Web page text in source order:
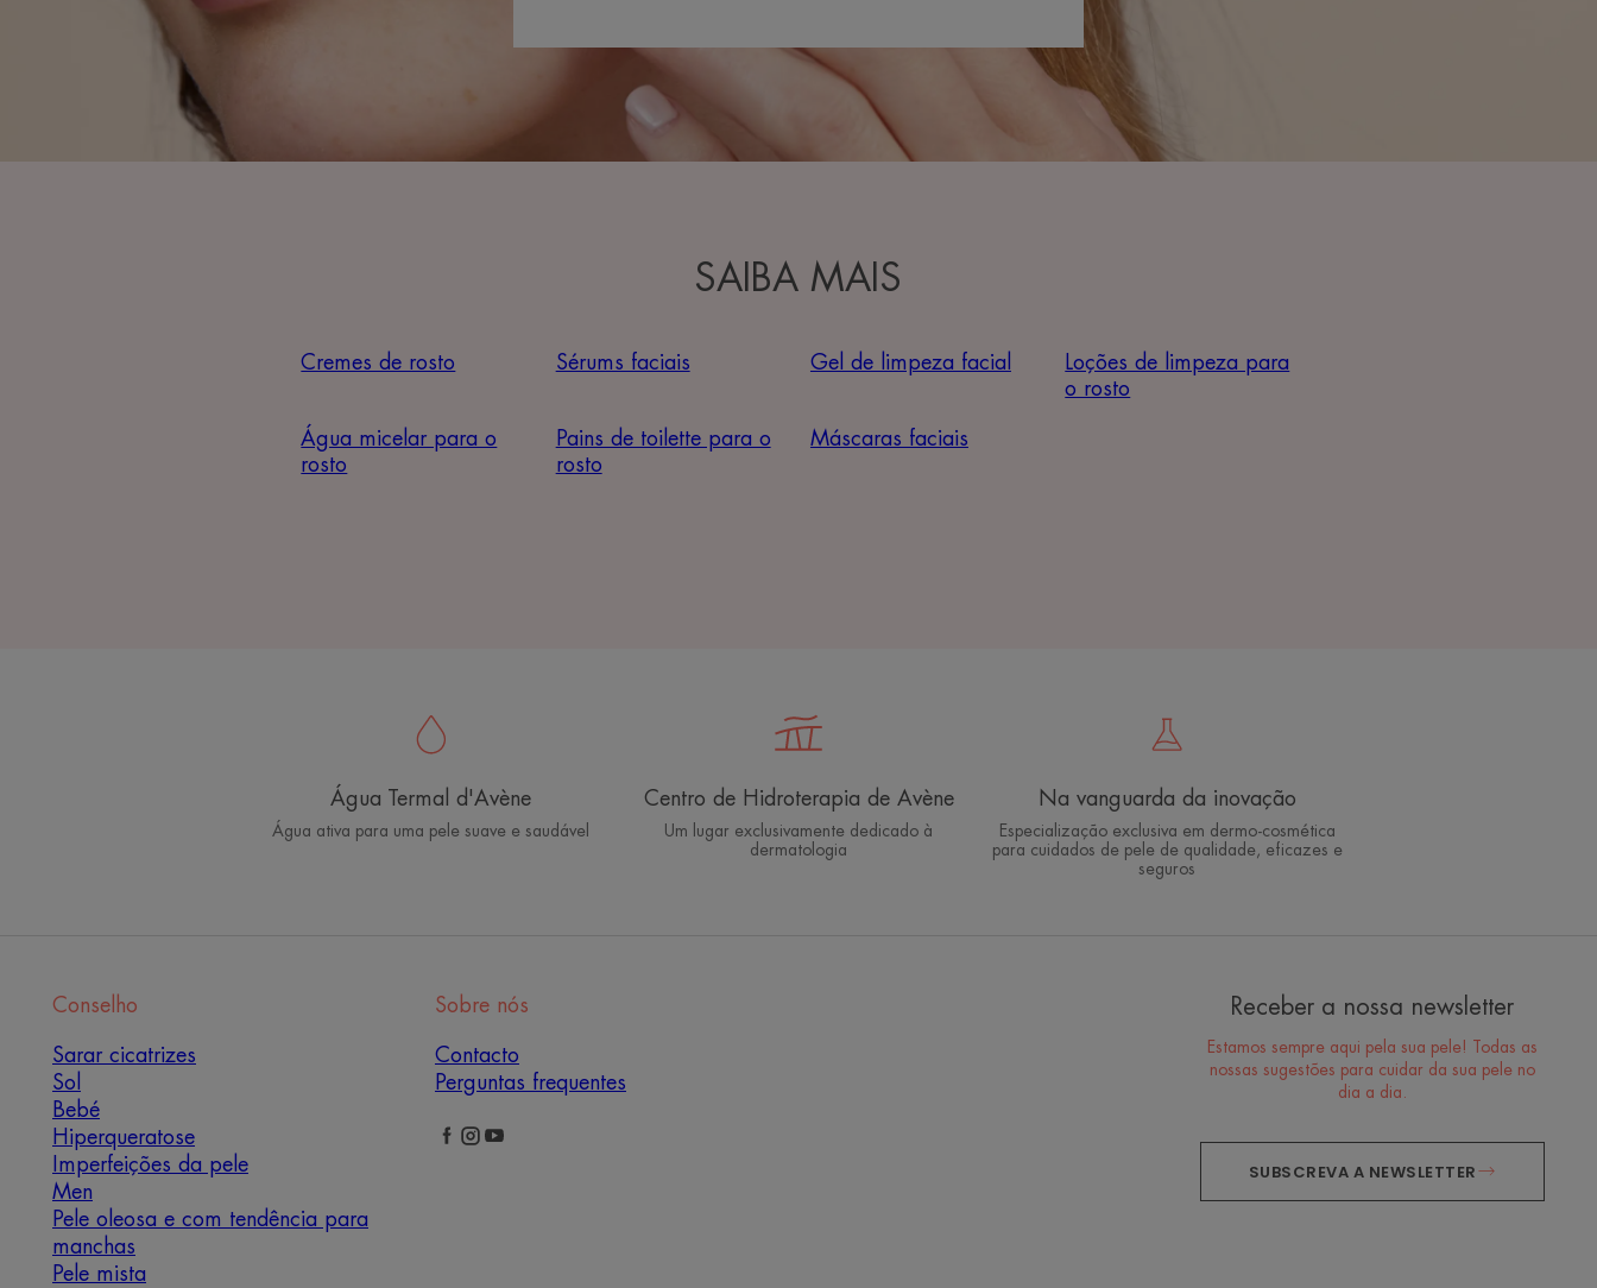
SAIBA MAIS
Cremes de rosto Sérums faciais Gel de limpeza facial
Loções de limpeza para
o rosto
Água micelar para o
rosto
Pains de toilette para o
rosto
Máscaras faciais
Água Termal d'Avène
Água ativa para uma pele suave e saudável
Centro de Hidroterapia de Avène
Um lugar exclusivamente dedicado à
dermatologia
Na vanguarda da inovação
Especialização exclusiva em dermo-cosmética
para cuidados de pele de qualidade, eficazes e
seguros
Receber a nossa newsletter
Estamos sempre aqui pela sua pele! Todas as
nossas sugestões para cuidar da sua pele no
dia a dia.
SUBSCREVA A NEWSLETTER
Conselho
Sarar cicatrizes
Sol
Bebé
Hiperqueratose
Imperfeições da pele
Men
Pele oleosa e com tendência para
manchas
Pele mista
Sobre nós
Contacto
Perguntas frequentes